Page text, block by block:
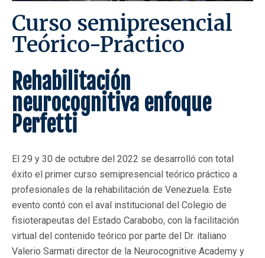
Curso semipresencial
Teórico-Práctico
Rehabilitación
neurocognitiva enfoque
Perfetti
El 29 y 30 de octubre del 2022 se desarrolló con total
éxito el primer curso semipresencial teórico práctico a
profesionales de la rehabilitación de Venezuela. Este
evento contó con el aval institucional del Colegio de
fisioterapeutas del Estado Carabobo, con la facilitación
virtual del contenido teórico por parte del Dr. italiano
Valerio Sarmati director de la Neurocognitive Academy y